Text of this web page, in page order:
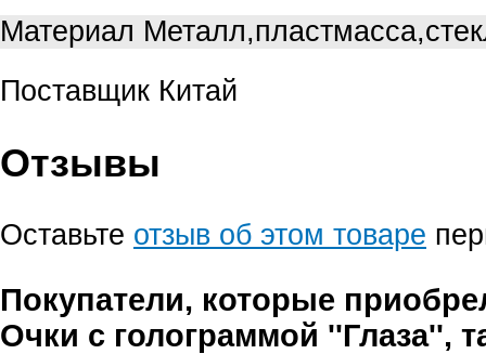
Материал
Поставщик Китай
Отзывы
Оставьте отзыв об этом товаре
Покупатели, которые
Очки с голограммой ''Глаза'',